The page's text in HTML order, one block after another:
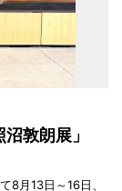
沼敦朗展」
8月13日～16日、